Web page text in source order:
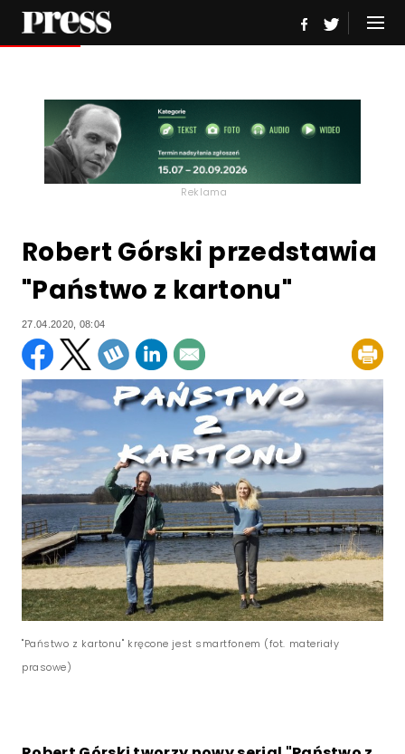
Reklama
Robert Górski przedstawia
"Państwo z kartonu"
27.04.2020, 08:04
"Państwo z kartonu" kręcone jest smartfonem (fot. materiały
prasowe)